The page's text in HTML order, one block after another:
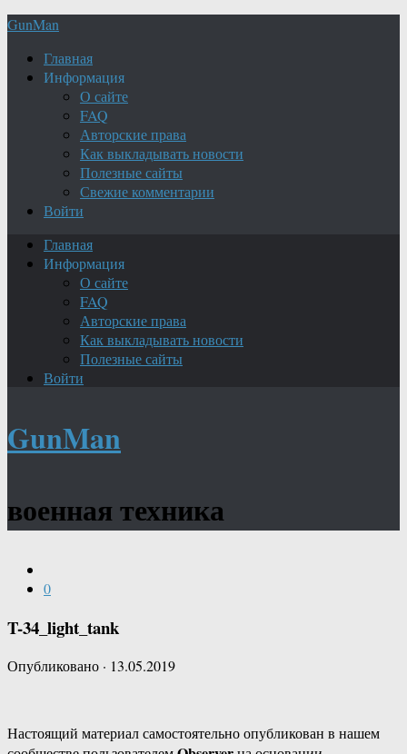
GunMan
Главная
Информация
О сайте
FAQ
Авторские права
Как выкладывать новости
Полезные сайты
Свежие комментарии
Войти
Главная
Информация
О сайте
FAQ
Авторские права
Как выкладывать новости
Полезные сайты
Войти
GunMan
военная техника
0
T-34_light_tank
Опубликовано · 13.05.2019
Настоящий материал самостоятельно опубликован в нашем